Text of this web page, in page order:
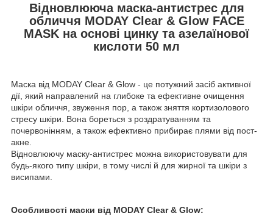
Відновлююча маска-антистрес для
обличчя MODAY Clear & Glow FACE
MASK на основі цинку та азелаїнової
кислоти 50 мл
Маска від MODAY Clear & Glow - це потужний засіб активної
дії, який направлений на глибоке та ефективне очищення
шкіри обличчя, звуження пор, а також зняття кортизолового
стресу шкіри. Вона бореться з роздратуванням та
почервонінням, а також ефективно прибирає плями від пост-
акне.
Відновлюючу маску-антистрес можна використовувати для
будь-якого типу шкіри, в тому числі й для жирної та шкіри з
висипами.
Особливості маски від MODAY Clear & Glow: